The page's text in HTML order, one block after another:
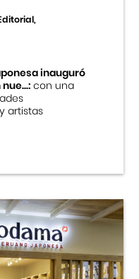
inauguró
con una
artistas